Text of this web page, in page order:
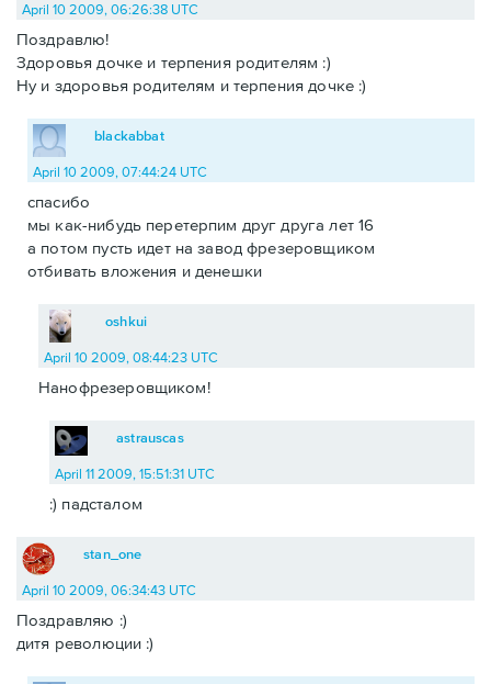
April 10 2009, 06:26:38 UTC
Поздравлю!
Здоровья дочке и терпения родителям :)
Ну и здоровья родителям и терпения дочке :)
blackabbat
April 10 2009, 07:44:24 UTC
спасибо
мы как-нибудь перетерпим друг друга лет 16
а потом пусть идет на завод фрезеровщиком
отбивать вложения и денешки
oshkui
April 10 2009, 08:44:23 UTC
Нанофрезеровщиком!
astrauscas
April 11 2009, 15:51:31 UTC
:) падсталом
stan_one
April 10 2009, 06:34:43 UTC
Поздравляю :)
дитя революции :)